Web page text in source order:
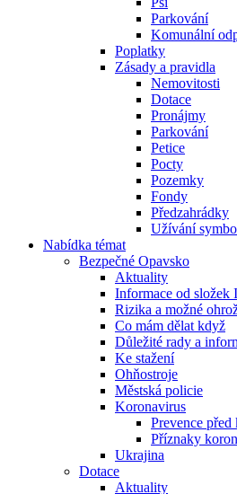
Parkování
Komunální
Poplatky
Zásady a pravidla
Nemovitosti
Dotace
Pronájmy
Parkování
Petice
Pocty
Pozemky
Fondy
Předzahrádky
Užívání
Nabídka témat
Bezpečné Opavsko
Aktuality
Informace od složek
Rizika a možné
Co mám dělat když
Důležité rady a
Ke stažení
Ohňostroje
Městská policie
Koronavirus
Prevence
Příznaky
Ukrajina
Dotace
Aktuality